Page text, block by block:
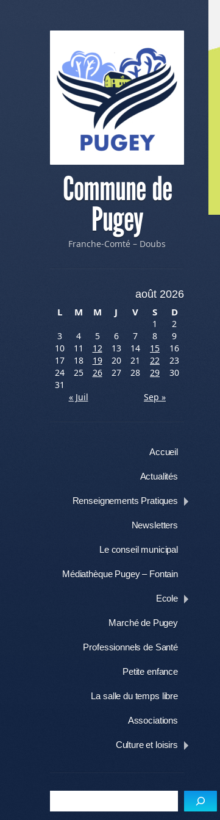
Commune de
Pugey
Franche-Comté – Doubs
août 2026
L
M M J V S D
1
2
3
4 5 6 7 8
9
10
11 12 13 14 15
16
17
18 19 20 21 22
23
24
25 26 27 28 29
30
31
« Juil
Sep »
Accueil
Actualités
Renseignements Pratiques
Newsletters
Le conseil municipal
Médiathèque Pugey – Fontain
Ecole
Marché de Pugey
Professionnels de Santé
Petite enfance
La salle du temps libre
Associations
Culture et loisirs